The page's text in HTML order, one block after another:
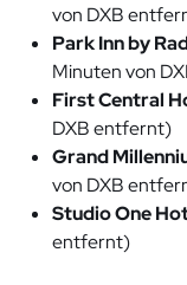
von DXB
Park Inn by
Minuten von
First Central
DXB entfernt)
Grand
von DXB
Studio One
entfernt)